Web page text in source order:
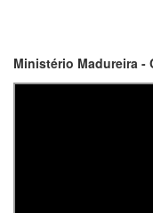
Ministério Madureira -